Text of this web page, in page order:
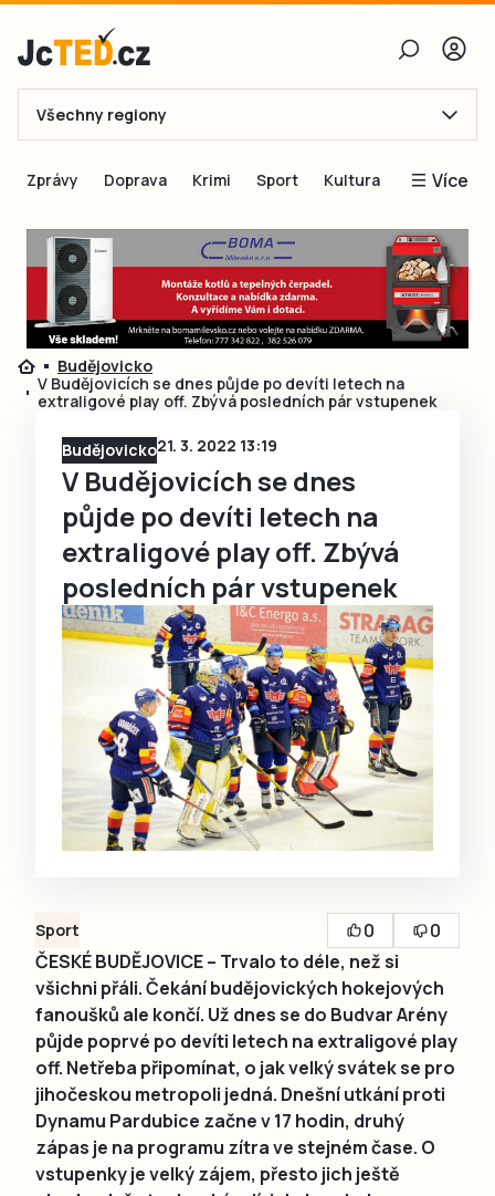
E-mail
Obnovit heslo
Přihlásit se
Přihlásit se přes Facebook
Ještě nemám účet, chci se
Registrovat
Všechny regiony
Zprávy Doprava Krimi Sport Kultura Více
Blogy
Inspirace
Čtenáři píší
Speciální přílohy
Budějovicko
V Budějovicích se dnes půjde po devíti letech na
extraligové play off. Zbývá posledních pár vstupenek
Budějovicko21. 3. 2022 13:19
V Budějovicích se dnes
půjde po devíti letech na
extraligové play off. Zbývá
posledních pár vstupenek
Sport 0
0
ČESKÉ BUDĚJOVICE – Trvalo to déle, než si
všichni přáli. Čekání budějovických hokejových
fanoušků ale končí. Už dnes se do Budvar Arény
půjde poprvé po devíti letech na extraligové play
off. Netřeba připomínat, o jak velký svátek se pro
jihočeskou metropoli jedná. Dnešní utkání proti
Dynamu Pardubice začne v 17 hodin, druhý
zápas je na programu zítra ve stejném čase. O
vstupenky je velký zájem, přesto jich ještě